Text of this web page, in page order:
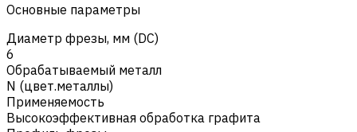
Основные параметры
Диаметр фрезы, мм (DC)
6
Обрабатываемый металл
N (цвет.металлы)
Применяемость
Высокоэффективная обработка графита